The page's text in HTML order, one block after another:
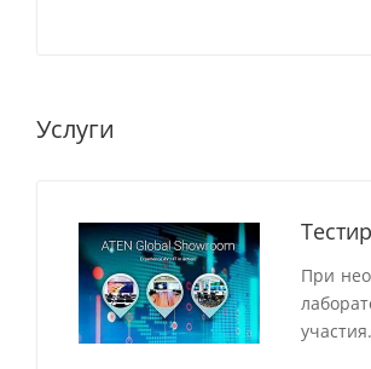
Услуги
При
участия.